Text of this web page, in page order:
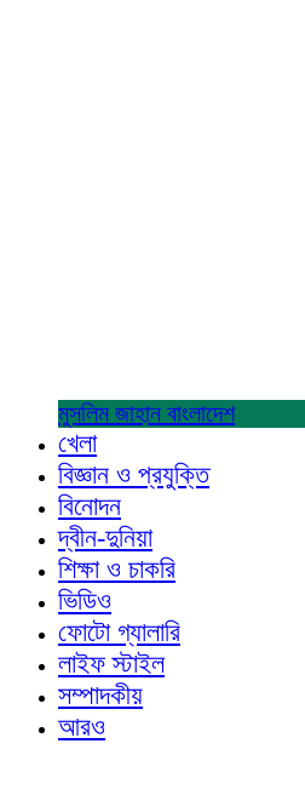
মুসলিম জাহান বাংলাদেশ
খেলা
বিজ্ঞান ও প্রযুক্তি
বিনোদন
দ্বীন-দুনিয়া
শিক্ষা ও চাকরি
ভিডিও
ফোটো গ্যালারি
লাইফ স্টাইল
সম্পাদকীয়
আরও